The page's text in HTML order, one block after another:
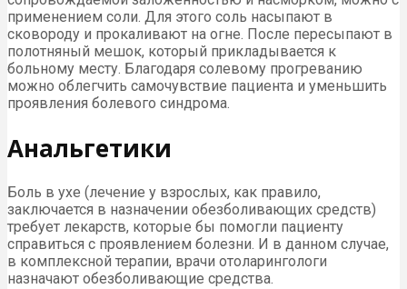
применением соли. Для этого соль насыпают в
сковороду и прокаливают на огне. После пересыпают в
полотняный мешок, который прикладывается к
больному месту. Благодаря солевому прогреванию
можно облегчить самочувствие пациента и уменьшить
проявления болевого синдрома.
Анальгетики
Боль в ухе (лечение у взрослых, как правило,
заключается в назначении обезболивающих средств)
требует лекарств, которые бы помогли пациенту
справиться с проявлением болезни. И в данном случае,
в комплексной терапии, врачи отоларингологи
назначают обезболивающие средства.